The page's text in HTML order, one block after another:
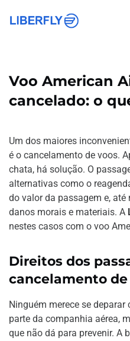
Voo American
cancelado: o
Um dos maiores
é o cancelamento de voos.
chata, há solução. O
alternativas como o
do valor da passagem e,
danos morais e materiais. A
nestes casos com o voo
Direitos dos
cancelamento de
Ninguém merece se deparar
parte da companhia aérea,
que não dá para prevenir. A